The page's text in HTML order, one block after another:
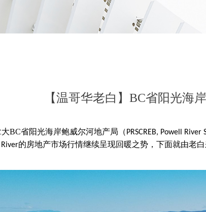
【温哥华老白】BC省阳光海
BC省阳光海岸鲍威尔河地产局 （ PRSCREB, Powell River
的房地产市场行情继续呈现回暖之势，下面就由老白